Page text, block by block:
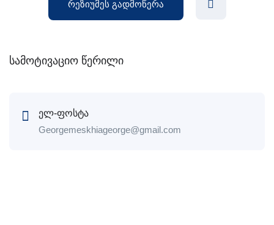
რეზიუმეს გადმოწერა
სამოტივაციო წერილი
ელ-ფოსტა
Georgemeskhiageorge@gmail.com